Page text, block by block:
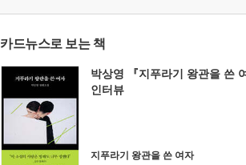
카드뉴스로 보는 책
박상영 『지푸라기 왕관을 쓴
인터뷰
지푸라기 왕관을 쓴 여자